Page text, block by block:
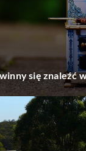
się znaleźć